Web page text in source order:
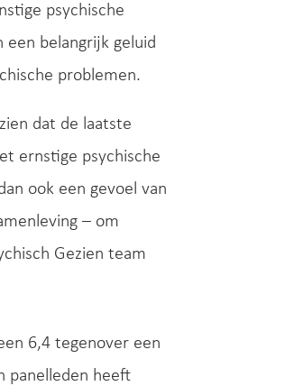
psychische
belangrijk geluid
problemen.
dat de laatste
ernstige psychische
ook een gevoel van
– om
Gezien team
6,4 tegenover een
panelleden heeft